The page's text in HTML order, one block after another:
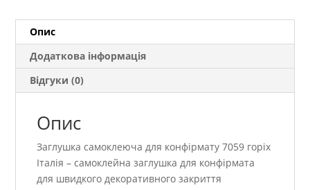
Опис
Додаткова інформація
Відгуки (0)
Опис
Заглушка самоклеюча для конфірмату 7059 горіх
Італія – самоклейна заглушка для конфірмата
для швидкого декоративного закриття